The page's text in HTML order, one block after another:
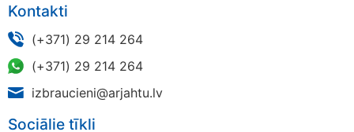
Kontakti
(+371) 29 214 264
(+371) 29 214 264
izbraucieni@arjahtu.lv
Sociālie tīkli